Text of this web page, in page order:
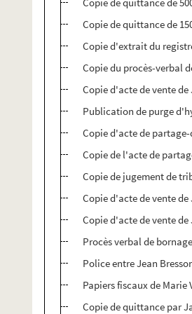
Copie de quittance de
Copie d'extrait du
Copie du procès-verbal
Copie d'acte de vente de
Publication de purge
Copie d'acte de partage-
Copie de l'acte de
Copie de jugement de
Copie d'acte de vente de
Copie d'acte de vente de
Procès verbal de bornage
Police entre Jean
Papiers fiscaux de Marie
Copie de quittance par